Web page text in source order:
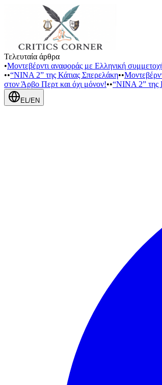
Τελευταία άρθρα
•Μοντεβέρντι αναφοράς με Ελληνική
••“NINA 2” της Κάτιας Σπερελάκη••
στον Άρβο Περτ και όχι μόνον!••“NINA 2” της
EL/EN